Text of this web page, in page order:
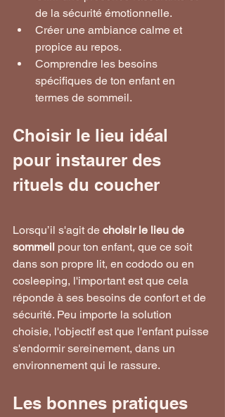
de la sécurité émotionnelle.
Créer une ambiance calme et
propice au repos.
Comprendre les besoins
spécifiques de ton enfant en
termes de sommeil.
Choisir le lieu idéal
pour instaurer des
rituels du coucher
Lorsqu’il s'agit de choisir le lieu de
sommeil pour ton enfant, que ce soit
dans son propre lit, en cododo ou en
cosleeping, l'important est que cela
réponde à ses besoins de confort et de
sécurité. Peu importe la solution
choisie, l'objectif est que l'enfant puisse
s'endormir sereinement, dans un
environnement qui le rassure.
Les bonnes pratiques